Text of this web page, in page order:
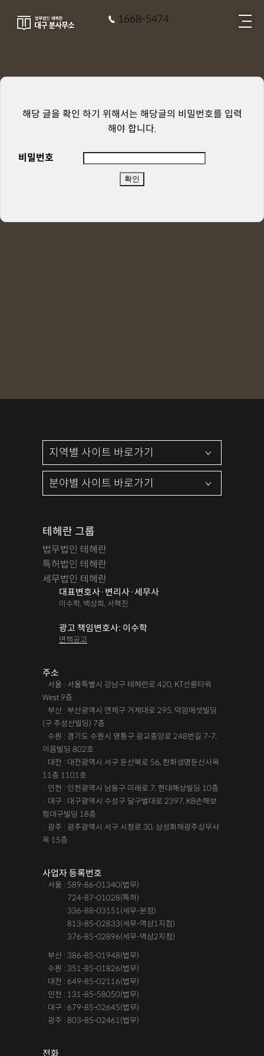
1668-5474
해당 글을 확인 하기 위해서는 해당글의 비밀번호를 입력
해야 합니다.
비밀번호
테헤란 그룹
법무법인 테헤란
특허법인 테헤란
세무법인 테헤란
대표변호사·변리사·세무사
이수학, 백상희, 서혁진
광고 책임변호사: 이수학
면책공고
주소
· 서울 : 서울특별시 강남구 테헤란로 420, KT선릉타워
West 9층
· 부산 : 부산광역시 연제구 거제대로 295, 덕암에셋빌딩
(구 주성산빌딩) 7층
· 수원 : 경기도 수원시 영통구 광교중앙로 248번길 7-7,
이음빌딩 802호
· 대전 : 대전광역시 서구 둔산북로 56, 한화생명둔산사옥
11층 1101호
· 인천 : 인천광역시 남동구 미래로 7, 현대해상빌딩 10층
· 대구 : 대구광역시 수성구 달구벌대로 2397, KB손해보
험대구빌딩 18층
· 광주 : 광주광역시 서구 시청로 30, 삼성화재광주상무사
옥 15층
사업자 등록번호
· 서울 : 589-86-01340(법무)
724-87-01028(특허)
336-88-03151(세무-본점)
813-85-02833(세무-역삼1지점)
376-85-02896(세무-역삼2지점)
· 부산 : 386-85-01948(법무)
· 수원 : 351-85-01826(법무)
· 대전 : 649-85-02116(법무)
· 인천 : 131-85-58050(법무)
· 대구 : 679-85-02645(법무)
· 광주 : 803-85-02461(법무)
전화